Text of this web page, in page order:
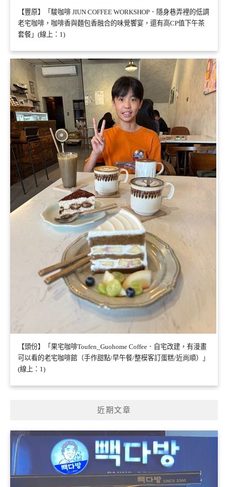
【豐原】「駿咖啡 JIUN COFFEE WORKSHOP．隱身巷弄裡的低調
老宅咖啡，咖啡香與麵包香融合的味覺饗宴，還有高CP值下午茶
套餐」(線上：1)
【頭份】「果宅咖啡Toufen_Guohome Coffee．自宅改建，有漫畫
可以看的老宅咖啡館（手作甜點/早午餐/整模客訂蛋糕/近尚順）」
(線上：1)
近期文章